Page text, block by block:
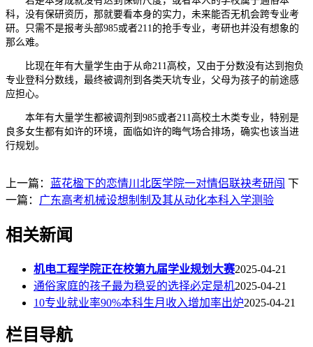
科，没有保研资历，那就要看本身的实力，未来能否无机会跨专业考
研。只需不是报考头部985或者211的抢手专业，考研也并没有想象的
那么难。
比现在年有大量学生由于从命211高校，又由于分数没有达到抱负
专业登科分数线，最终被调剂到各类天坑专业，父母为孩子的前途感
应担心。
本年有大量学生都被调剂到985或者211高校土木类专业，特别是
良多女生都有如许的环境，面临如许的晦气场合排场，确实也该当进
行规划。
上一篇： 蓝花楹下的恋情川北医学院一对情侣联袂考研闯 下
一篇： 广东高考机械设想制制及其从动化本科入学测验
相关新闻
机电工程学院正在校第九届学业规划大赛2025-04-21
通俗家庭的孩子最为稳妥的选择必定是机2025-04-21
10专业就业率90%本科生月收入增加率出炉2025-04-21
栏目导航